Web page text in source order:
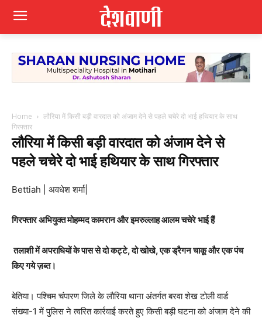
Home
लौरिया में किसी बड़ी वारदात को अंजाम देने से पहले चचेरे दो भाई हथियार के साथ
गिरफ्तार
लौरिया में किसी बड़ी वारदात को अंजाम देने से
पहले चचेरे दो भाई हथियार के साथ गिरफ्तार
Bettiah | अवधेश शर्मा|
गिरफ्तार अभियुक्त मोहम्मद कामरान और इमरुल्लाह आलम चचेरे भाई हैं
तलाशी में अपराधियों के पास से दो कट्टे, दो खोखे, एक ड्रैगन चाकू और एक पंच
किए गये ज़ब्त।
बेतिया। पश्चिम चंपारण जिले के लौरिया थाना अंतर्गत बरवा शेख टोली वार्ड
संख्या-1 में पुलिस ने त्वरित कार्रवाई करते हुए किसी बड़ी घटना को अंजाम देने की